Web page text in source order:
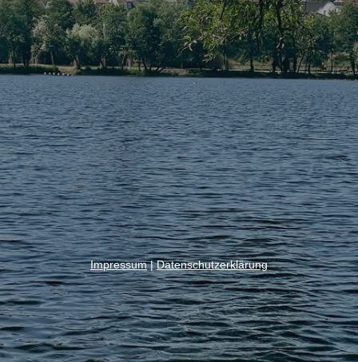
Impressum|Datenschutzerklärung